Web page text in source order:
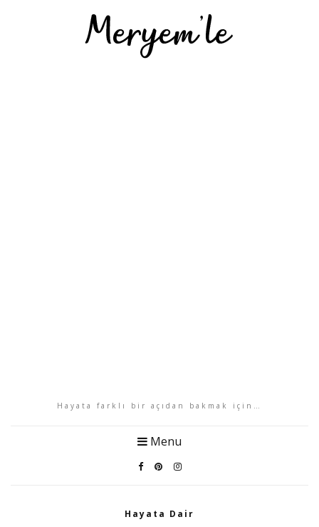
Hayata farklı bir açıdan bakmak için…
Menu
Hayata Dair